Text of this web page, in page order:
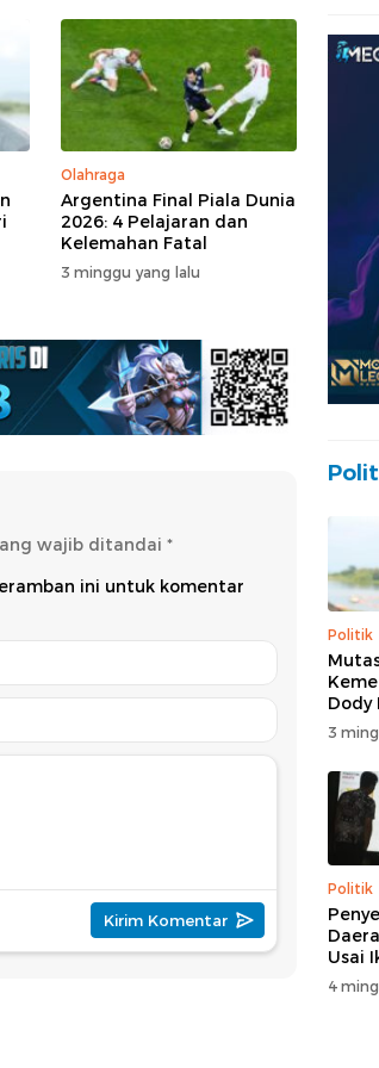
Olahraga
Argentina Final Piala Dunia
2026: 4 Pelajaran dan
Kelemahan Fatal
3 minggu yang lalu
wajib ditandai *
ini untuk komentar
Politik
Dody
Beri
3
Politik
Usai
4